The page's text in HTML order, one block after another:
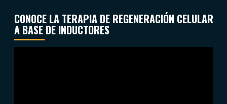
CONOCE LA TERAPIA DE REGENERACIÓN CELULAR
A BASE DE INDUCTORES